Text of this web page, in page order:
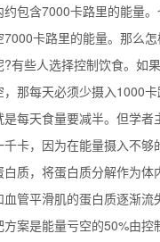
包含7000卡路里的能量
7000卡路里的能量。那么
有些人选择控制饮食。如
那每天必须少摄入1000
每天食量要减半。但学者
卡，因为在能量摄入不够
质，将蛋白质分解作为体
管平滑肌的蛋白质逐渐流
案是能量亏空的50%由控